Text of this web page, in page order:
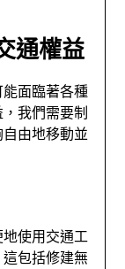
通權益
面臨著各種
我們需要制
由地移動並
使用交通工
包括修建無